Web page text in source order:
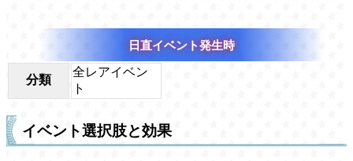
日直イベント発生時
分類
全レアイベン
ト
イベント選択肢と効果